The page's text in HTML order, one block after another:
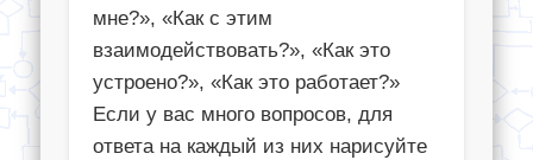
мне?», «Как с этим
взаимодействовать?», «Как это
устроено?», «Как это работает?»
Если у вас много вопросов, для
ответа на каждый из них нарисуйте